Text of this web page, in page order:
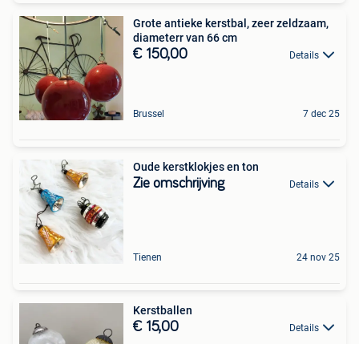
Grote antieke kerstbal, zeer zeldzaam,
diameterr van 66 cm
€ 150,00 Details
Brussel 7 dec 25
Oude kerstklokjes en ton
Zie omschrijving Details
Tienen 24 nov 25
Kerstballen
€ 15,00 Details